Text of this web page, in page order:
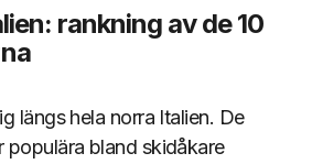
rankning av de 10
längs hela norra Italien. De
populära bland skidåkare